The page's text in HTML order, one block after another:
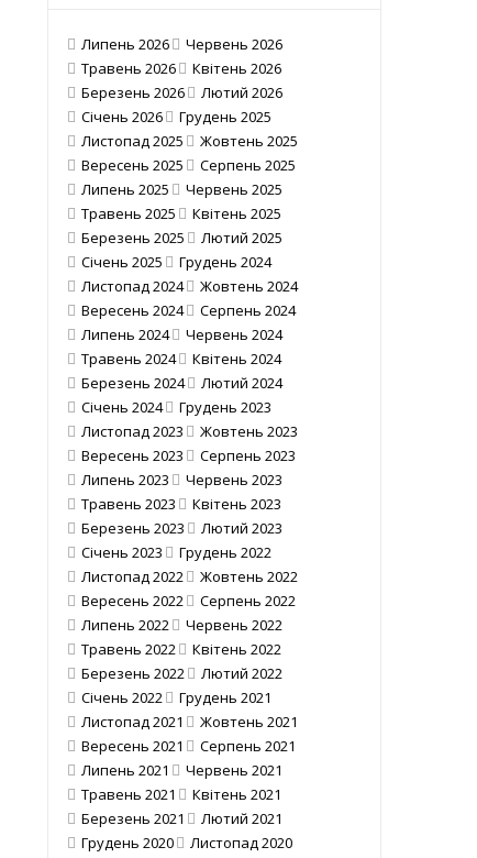
Липень 2026
Червень 2026
Травень 2026
Квітень 2026
Березень 2026
Лютий 2026
Січень 2026
Грудень 2025
Листопад 2025
Жовтень 2025
Вересень 2025
Серпень 2025
Липень 2025
Червень 2025
Травень 2025
Квітень 2025
Березень 2025
Лютий 2025
Січень 2025
Грудень 2024
Листопад 2024
Жовтень 2024
Вересень 2024
Серпень 2024
Липень 2024
Червень 2024
Травень 2024
Квітень 2024
Березень 2024
Лютий 2024
Січень 2024
Грудень 2023
Листопад 2023
Жовтень 2023
Вересень 2023
Серпень 2023
Липень 2023
Червень 2023
Травень 2023
Квітень 2023
Березень 2023
Лютий 2023
Січень 2023
Грудень 2022
Листопад 2022
Жовтень 2022
Вересень 2022
Серпень 2022
Липень 2022
Червень 2022
Травень 2022
Квітень 2022
Березень 2022
Лютий 2022
Січень 2022
Грудень 2021
Листопад 2021
Жовтень 2021
Вересень 2021
Серпень 2021
Липень 2021
Червень 2021
Травень 2021
Квітень 2021
Березень 2021
Лютий 2021
Грудень 2020
Листопад 2020